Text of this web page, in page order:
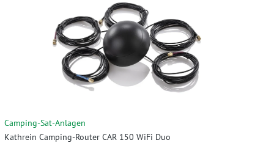
Camping-Sat-Anlagen
Kathrein Camping-Router CAR 150 WiFi Duo